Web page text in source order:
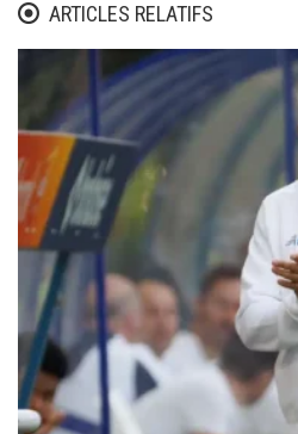
ARTICLES RELATIFS